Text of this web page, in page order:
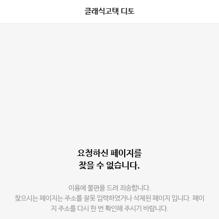
클래식고택 디토
요청하신 페이지를
찾을 수 없습니다.
이용에 불편을 드려 죄송합니다.
찾으시는 페이지는 주소를 잘못 입력하였거나 삭제된 페이지 입니다. 페이
지 주소를 다시 한 번 확인해 주시기 바랍니다.